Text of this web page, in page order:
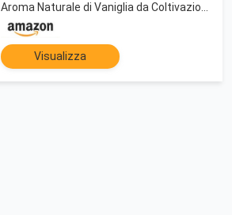
Aroma Naturale di Vaniglia da Coltivazioni
Certificate Rainforest Alliance, 4 stecchi
x 110 ml
Visualizza